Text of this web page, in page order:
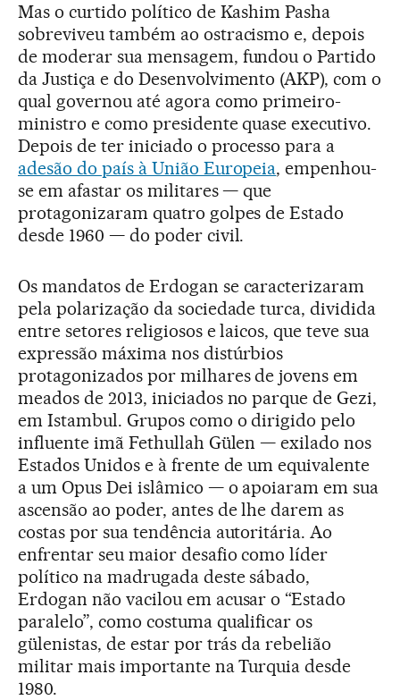
Mas o curtido político de Kashim Pasha
sobreviveu também ao ostracismo e, depois
de moderar sua mensagem, fundou o Partido
da Justiça e do Desenvolvimento (AKP), com o
qual governou até agora como primeiro-
ministro e como presidente quase executivo.
Depois de ter iniciado o processo para a
adesão do país à União Europeia, empenhou-
se em afastar os militares — que
protagonizaram quatro golpes de Estado
desde 1960 — do poder civil.
Os mandatos de Erdogan se caracterizaram
pela polarização da sociedade turca, dividida
entre setores religiosos e laicos, que teve sua
expressão máxima nos distúrbios
protagonizados por milhares de jovens em
meados de 2013, iniciados no parque de Gezi,
em Istambul. Grupos como o dirigido pelo
influente imã Fethullah Gülen — exilado nos
Estados Unidos e à frente de um equivalente
a um Opus Dei islâmico — o apoiaram em sua
ascensão ao poder, antes de lhe darem as
costas por sua tendência autoritária. Ao
enfrentar seu maior desafio como líder
político na madrugada deste sábado,
Erdogan não vacilou em acusar o “Estado
paralelo”, como costuma qualificar os
gülenistas, de estar por trás da rebelião
militar mais importante na Turquia desde
1980.